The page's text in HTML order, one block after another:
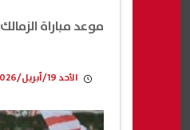
موعد مباراة الزمالك في نهائي
الأحد 19/أبريل/2026 - 10:34 ص